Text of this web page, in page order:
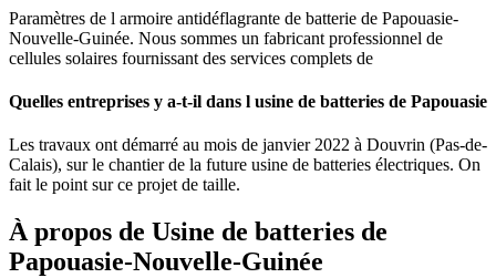
Paramètres de l armoire antidéflagrante de batterie de Papouasie-
Nouvelle-Guinée. Nous sommes un fabricant professionnel de
cellules solaires fournissant des services complets de
Quelles entreprises y a-t-il dans l usine de batteries de Papouasie
Les travaux ont démarré au mois de janvier 2022 à Douvrin (Pas-de-
Calais), sur le chantier de la future usine de batteries électriques. On
fait le point sur ce projet de taille.
À propos de Usine de batteries de
Papouasie-Nouvelle-Guinée